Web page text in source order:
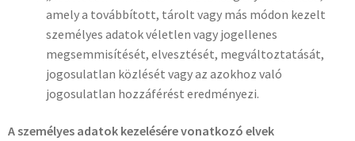
amely a továbbított, tárolt vagy más módon kezelt
személyes adatok véletlen vagy jogellenes
megsemmisítését, elvesztését, megváltoztatását,
jogosulatlan közlését vagy az azokhoz való
jogosulatlan hozzáférést eredményezi.
A személyes adatok kezelésére vonatkozó elvek